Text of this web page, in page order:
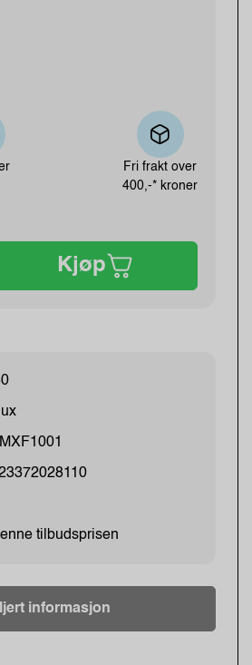
Fri frakt over
400,-* kroner
Kjøp
MXF1001
tilbudsprisen
informasjon